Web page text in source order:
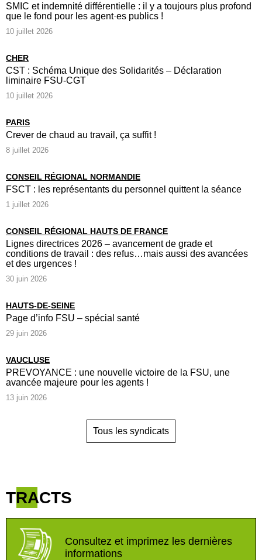
SMIC et indemnité différentielle : il y a toujours plus profond
que le fond pour les agent·es publics !
10 juillet 2026
CHER
CST : Schéma Unique des Solidarités – Déclaration
liminaire FSU-CGT
10 juillet 2026
PARIS
Crever de chaud au travail, ça suffit !
8 juillet 2026
CONSEIL RÉGIONAL NORMANDIE
FSCT : les représentants du personnel quittent la séance
1 juillet 2026
CONSEIL RÉGIONAL HAUTS DE FRANCE
Lignes directrices 2026 – avancement de grade et
conditions de travail : des refus…mais aussi des avancées
et des urgences !
30 juin 2026
HAUTS-DE-SEINE
Page d’info FSU – spécial santé
29 juin 2026
VAUCLUSE
PREVOYANCE : une nouvelle victoire de la FSU, une
avancée majeure pour les agents !
13 juin 2026
Tous les syndicats
TRACTS
Consultez et imprimez les dernières
informations